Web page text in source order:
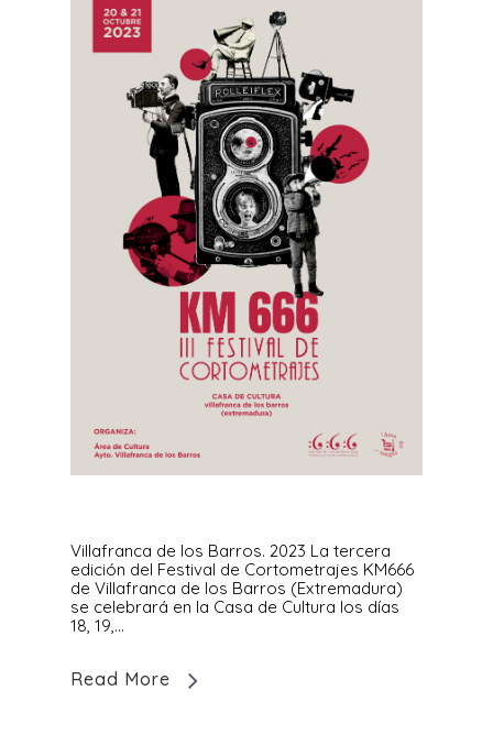
Villafranca de los Barros. 2023 La tercera
edición del Festival de Cortometrajes KM666
de Villafranca de los Barros (Extremadura)
se celebrará en la Casa de Cultura los días
18, 19,…
Read More